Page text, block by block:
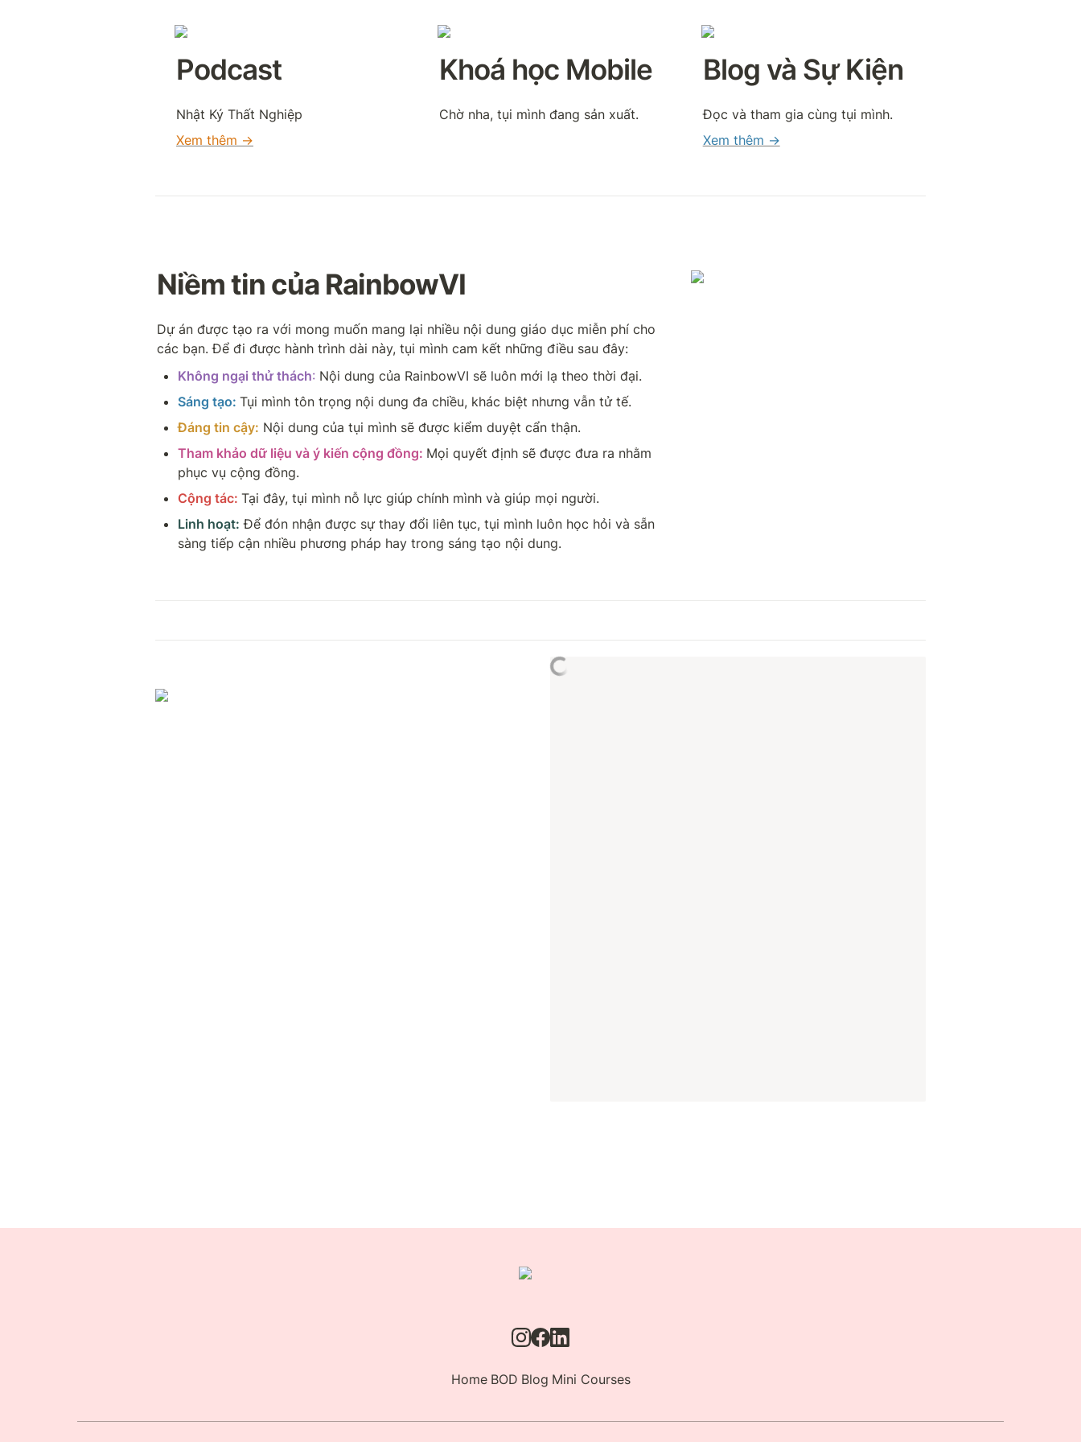
Podcast
Nhật Ký Thất Nghiệp
Xem thêm →
Khoá học Mobile
Chờ nha, tụi mình đang sản xuất.
Blog và Sự Kiện
Đọc và tham gia cùng tụi mình.
Xem thêm →
Niềm tin của RainbowVI
Dự án được tạo ra với mong muốn mang lại nhiều nội dung giáo dục miễn phí cho
các bạn. Để đi được hành trình dài này, tụi mình cam kết những điều sau đây:
Không ngại thử thách: Nội dung của RainbowVI sẽ luôn mới lạ theo thời đại.
Sáng tạo: Tụi mình tôn trọng nội dung đa chiều, khác biệt nhưng vẫn tử tế.
Đáng tin cậy: Nội dung của tụi mình sẽ được kiểm duyệt cẩn thận.
Tham khảo dữ liệu và ý kiến cộng đồng: Mọi quyết định sẽ được đưa ra nhằm
phục vụ cộng đồng.
Cộng tác: Tại đây, tụi mình nỗ lực giúp chính mình và giúp mọi người.
Linh hoạt: Để đón nhận được sự thay đổi liên tục, tụi mình luôn học hỏi và sẵn
sàng tiếp cận nhiều phương pháp hay trong sáng tạo nội dung.
Home BOD Blog Mini Courses